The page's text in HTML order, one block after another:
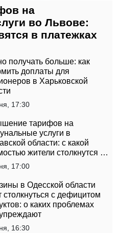
на
во Львове:
в платежках
получать больше: как
доплаты для
в Харьковской
17:30
тарифов на
услуги в
области: с какой
жители столкнутся в
17:00
в Одесской области
столкнуться с дефицитом
о каких проблемах
16:30